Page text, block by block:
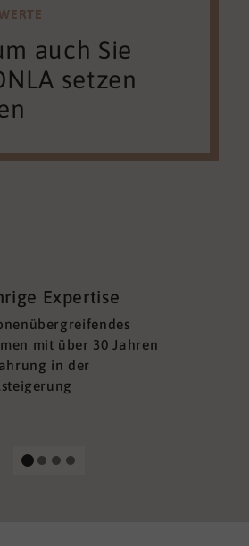
auch Sie
setzen
Expertise
mit über 30 Jahren
in der